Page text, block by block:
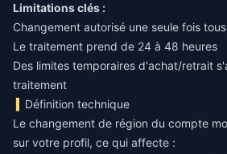
Limitations clés :
Changement autorisé une seule fois
Le traitement prend de 24 à 48 heures
Des limites temporaires d'achat/retrait
traitement
Définition technique
Le changement de région du compte
sur votre profil, ce qui affecte :